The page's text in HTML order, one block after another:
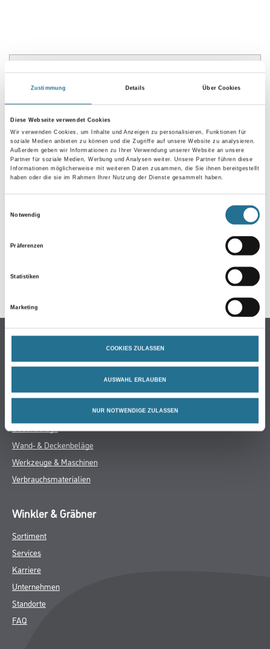
Zustimmung Details Über Cookies
Diese Webseite verwendet Cookies
Wir verwenden Cookies, um Inhalte und Anzeigen zu personalisieren, Funktionen für
soziale Medien anbieten zu können und die Zugriffe auf unsere Website zu analysieren.
Außerdem geben wir Informationen zu Ihrer Verwendung unserer Website an unsere
Partner für soziale Medien, Werbung und Analysen weiter. Unsere Partner führen diese
Informationen möglicherweise mit weiteren Daten zusammen, die Sie ihnen bereitgestellt
haben oder die sie im Rahmen Ihrer Nutzung der Dienste gesammelt haben.
Notwendig
Präferenzen
Statistiken
Marketing
COOKIES ZULASSEN
AUSWAHL ERLAUBEN
NUR NOTWENDIGE ZULASSEN
PRODUKTEIGENSCHAFTEN
Produkteigenschaft
- Geeignet für: Mörtel aller Art, Estrich, Putzmörtel, Fliesenkleber,
Epoxydharzmörtel
- Für 20 - 40kg Mischgut
- M14 Gewindeanschluss
Online-Shop
Farben
Trockenbau
Putze- und Spachtelmassen
Wand- & Deckenbeläge
Werkzeuge & Maschinen
Verbrauchsmaterialien
Winkler & Gräbner
Sortiment
Services
Karriere
Unternehmen
Standorte
FAQ